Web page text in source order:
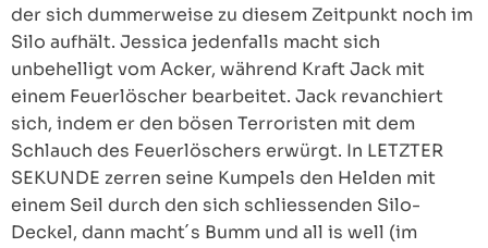
der sich dummerweise zu diesem Zeitpunkt noch im
Silo aufhält. Jessica jedenfalls macht sich
unbehelligt vom Acker, während Kraft Jack mit
einem Feuerlöscher bearbeitet. Jack revanchiert
sich, indem er den bösen Terroristen mit dem
Schlauch des Feuerlöschers erwürgt. In LETZTER
SEKUNDE zerren seine Kumpels den Helden mit
einem Seil durch den sich schliessenden Silo-
Deckel, dann macht´s Bumm und all is well (im